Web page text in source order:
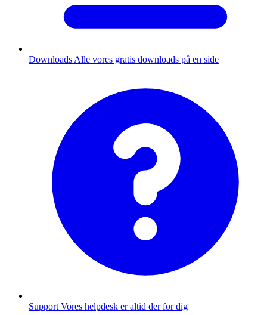
Downloads Alle vores gratis downloads på en side
Support Vores helpdesk er altid der for dig